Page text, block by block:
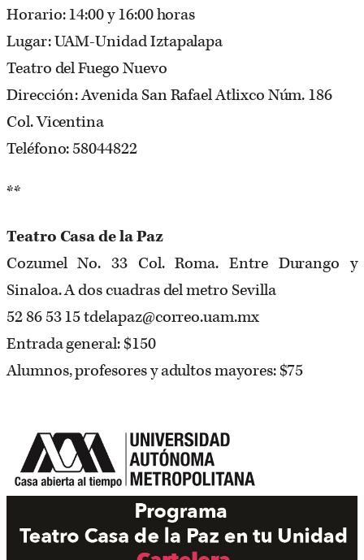
Horario: 14:00 y 16:00 horas
Lugar: UAM-Unidad Iztapalapa
Teatro del Fuego Nuevo
Dirección: Avenida San Rafael Atlixco Núm. 186
Col. Vicentina
Teléfono: 58044822
**
Teatro Casa de la Paz
Cozumel No. 33 Col. Roma. Entre Durango y
Sinaloa. A dos cuadras del metro Sevilla
52 86 53 15 tdelapaz@correo.uam.mx
Entrada general: $150
Alumnos, profesores y adultos mayores: $75